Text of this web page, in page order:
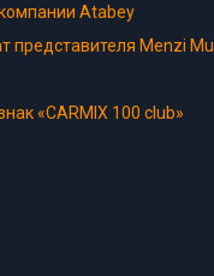
Atabey
представителя Menzi
«CARMIX 100 club»